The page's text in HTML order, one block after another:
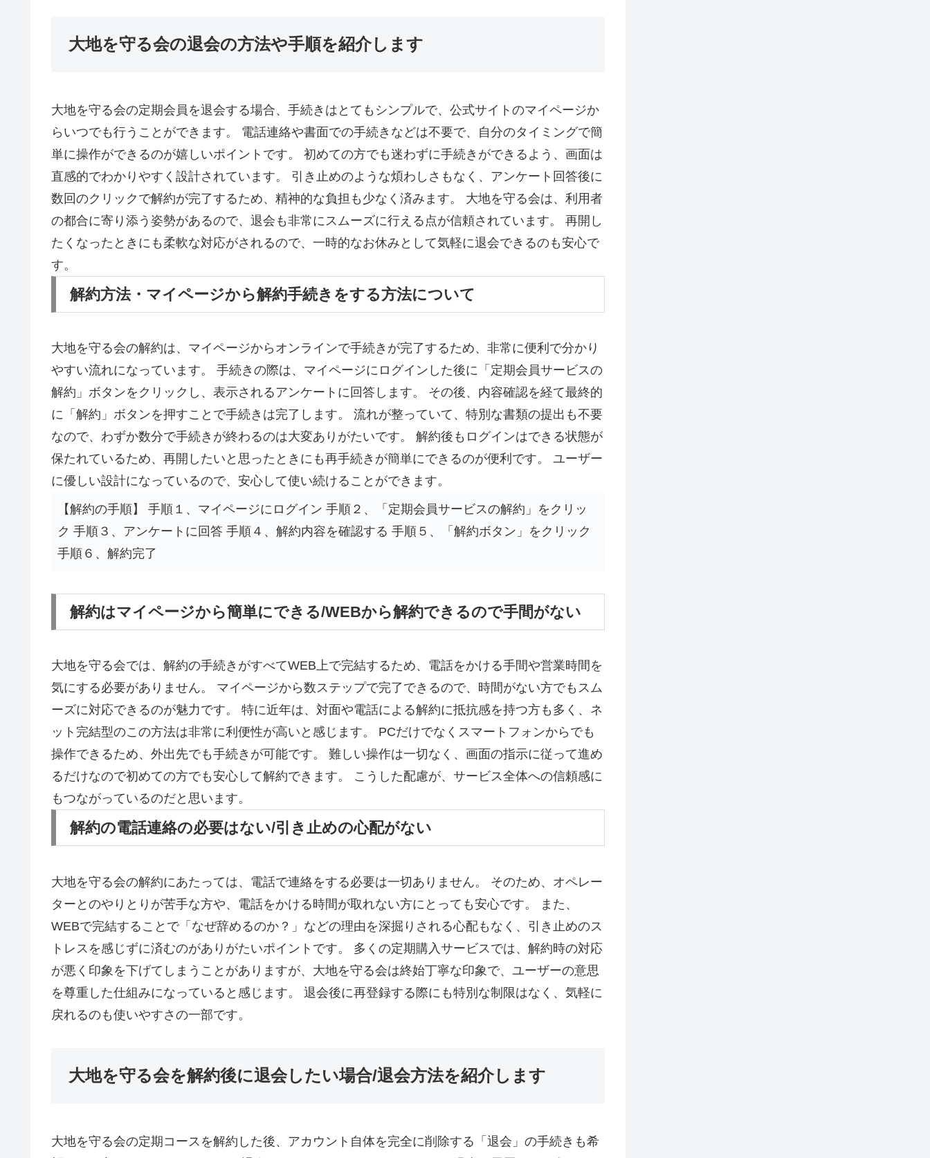
大地を守る会の退会の方法や手順を紹介します
大地を守る会の定期会員を退会する場合、手続きはとてもシンプルで、公式サイトのマイページか
らいつでも行うことができます。 電話連絡や書面での手続きなどは不要で、自分のタイミングで簡
単に操作ができるのが嬉しいポイントです。 初めての方でも迷わずに手続きができるよう、画面は
直感的でわかりやすく設計されています。 引き止めのような煩わしさもなく、アンケート回答後に
数回のクリックで解約が完了するため、精神的な負担も少なく済みます。 大地を守る会は、利用者
の都合に寄り添う姿勢があるので、退会も非常にスムーズに行える点が信頼されています。 再開し
たくなったときにも柔軟な対応がされるので、一時的なお休みとして気軽に退会できるのも安心で
す。
解約方法・マイページから解約手続きをする方法について
大地を守る会の解約は、マイページからオンラインで手続きが完了するため、非常に便利で分かり
やすい流れになっています。 手続きの際は、マイページにログインした後に「定期会員サービスの
解約」ボタンをクリックし、表示されるアンケートに回答します。 その後、内容確認を経て最終的
に「解約」ボタンを押すことで手続きは完了します。 流れが整っていて、特別な書類の提出も不要
なので、わずか数分で手続きが終わるのは大変ありがたいです。 解約後もログインはできる状態が
保たれているため、再開したいと思ったときにも再手続きが簡単にできるのが便利です。 ユーザー
に優しい設計になっているので、安心して使い続けることができます。
【解約の手順】 手順１、マイページにログイン 手順２、「定期会員サービスの解約」をクリッ
ク 手順３、アンケートに回答 手順４、解約内容を確認する 手順５、「解約ボタン」をクリック
手順６、解約完了
解約はマイページから簡単にできる/WEBから解約できるので手間がない
大地を守る会では、解約の手続きがすべてWEB上で完結するため、電話をかける手間や営業時間を
気にする必要がありません。 マイページから数ステップで完了できるので、時間がない方でもスム
ーズに対応できるのが魅力です。 特に近年は、対面や電話による解約に抵抗感を持つ方も多く、ネ
ット完結型のこの方法は非常に利便性が高いと感じます。 PCだけでなくスマートフォンからでも
操作できるため、外出先でも手続きが可能です。 難しい操作は一切なく、画面の指示に従って進め
るだけなので初めての方でも安心して解約できます。 こうした配慮が、サービス全体への信頼感に
もつながっているのだと思います。
解約の電話連絡の必要はない/引き止めの心配がない
大地を守る会の解約にあたっては、電話で連絡をする必要は一切ありません。 そのため、オペレー
ターとのやりとりが苦手な方や、電話をかける時間が取れない方にとっても安心です。 また、
WEBで完結することで「なぜ辞めるのか？」などの理由を深掘りされる心配もなく、引き止めのス
トレスを感じずに済むのがありがたいポイントです。 多くの定期購入サービスでは、解約時の対応
が悪く印象を下げてしまうことがありますが、大地を守る会は終始丁寧な印象で、ユーザーの意思
を尊重した仕組みになっていると感じます。 退会後に再登録する際にも特別な制限はなく、気軽に
戻れるのも使いやすさの一部です。
大地を守る会を解約後に退会したい場合/退会方法を紹介します
大地を守る会の定期コースを解約した後、アカウント自体を完全に削除する「退会」の手続きも希